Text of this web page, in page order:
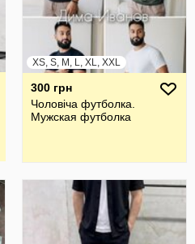
XS, S, M, L, XL, XXL
300 грн
Чоловіча футболка.
Мужская футболка